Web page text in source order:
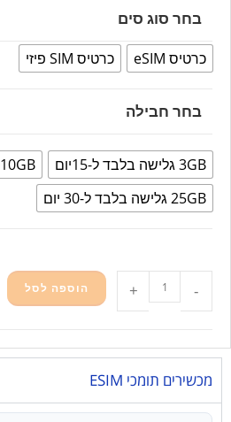
בחר סוג סים
כרטיס eSIM כרטיס SIM פיזי
בחר חבילה
3GB גלישה בלבד ל-15יום
10GB גלישה בלבד ל-30 יום
25GB גלישה בלבד ל-30 יום
-
+ הוספה לסל
מכשירים תומכי ESIM